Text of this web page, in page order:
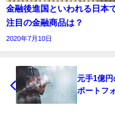
金融後進国といわれる日本
注目の金融商品は？
2020年7月10日
元手1億円
ポートフ